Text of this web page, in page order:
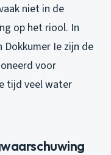
niet in de
op het riool. In
Ie zijn de
voor
tijd veel water